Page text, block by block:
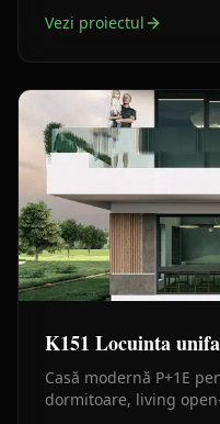
Vezi proiectul
K151 Locuinta
Casă modernă P+1E
dormitoare, living